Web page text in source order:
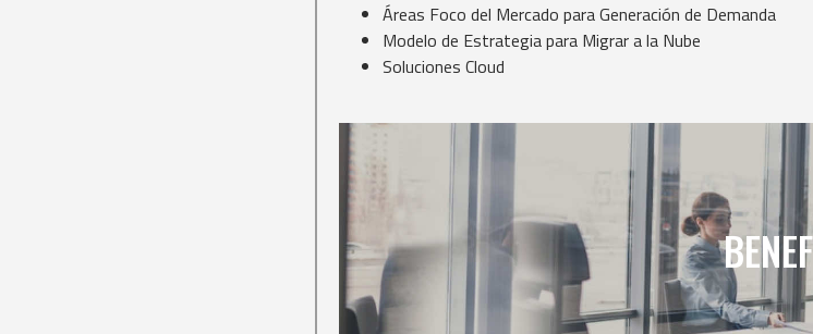
Áreas Foco del Mercado para Generación de Demanda
Modelo de Estrategia para Migrar a la Nube
Soluciones Cloud